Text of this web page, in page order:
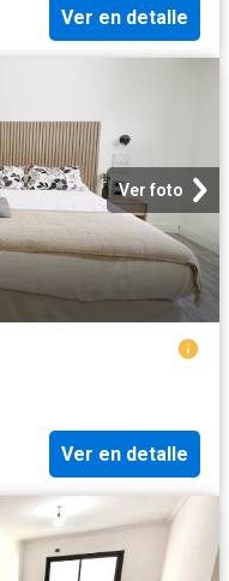
Ver en detalle
Ver foto
Ver en detalle